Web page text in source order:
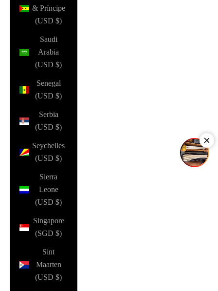
& Príncipe
(USD $)
Saudi
Arabia
(USD $)
Senegal
(USD $)
Serbia
(USD $)
Seychelles
(USD $)
Sierra
Leone
(USD $)
Singapore
(SGD $)
Sint
Maarten
(USD $)